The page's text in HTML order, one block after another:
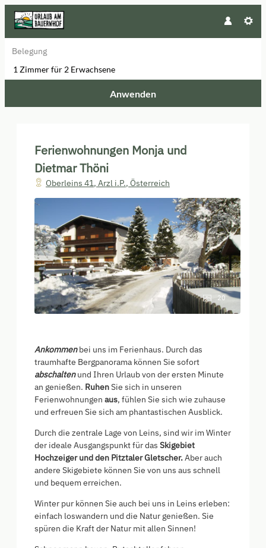
Belegung
1 Zimmerfür 2 Erwachsene
Anwenden
Ferienwohnungen Monja und
Dietmar Thöni
Oberleins 41, Arzl i.P., Österreich
20
Ankommenbei uns im Ferienhaus. Durch das
traumhafte Bergpanorama können Sie sofort
abschaltenund Ihren Urlaub von der ersten Minute
an genießen. RuhenSie sich in unseren
Ferienwohnungen aus, fühlen Sie sich wie zuhause
und erfreuen Sie sich am phantastischen Ausblick.
Durch die zentrale Lage von Leins, sind wir im Winter
der ideale Ausgangspunkt für das Skigebiet
Hochzeiger und den Pitztaler Gletscher.Aber auch
andere Skigebiete können Sie von uns aus schnell
und bequem erreichen.
Winter pur können Sie auch bei uns in Leins erleben:
einfach loswandern und die Natur genießen. Sie
spüren die Kraft der Natur mit allen Sinnen!